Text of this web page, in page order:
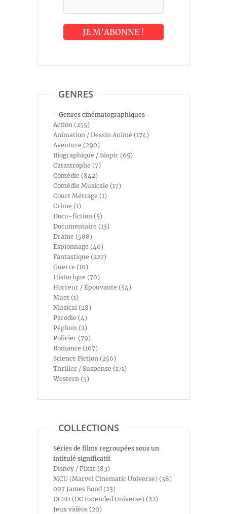
GENRES
- Genres cinématographiques -
Action (255)
Animation / Dessin Animé (174)
Aventure (290)
Biographique / Biopic (65)
Catastrophe (7)
Comédie (842)
Comédie Musicale (17)
Court Métrage (1)
Crime (1)
Docu-fiction (5)
Documentaire (13)
Drame (508)
Espionnage (46)
Fantastique (227)
Guerre (10)
Historique (70)
Horreur / Épouvante (54)
Muet (1)
Musical (28)
Parodie (4)
Péplum (2)
Policier (79)
Romance (167)
Science Fiction (256)
Thriller / Suspense (171)
Western (5)
COLLECTIONS
Séries de films regroupées sous un
intitulé significatif
Disney / Pixar (83)
MCU (Marvel Cinematic Universe) (38)
007 James Bond (23)
DCEU (DC Extended Universe) (22)
Jeux vidéos (20)